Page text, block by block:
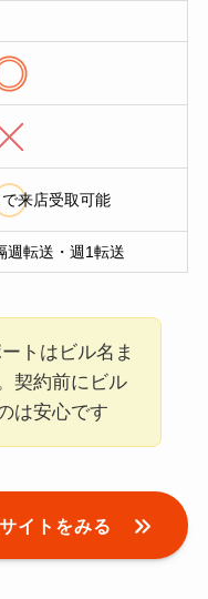
来店受取可能
週転送・週1転送
トはビル名ま
契約前にビル
は安心です
イトをみる